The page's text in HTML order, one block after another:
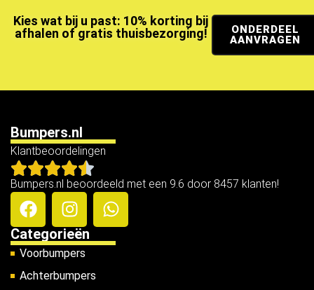
Kies wat bij u past: 10% korting bij
afhalen of gratis thuisbezorging!
ONDERDEEL
AANVRAGEN
Bumpers.nl
Klantbeoordelingen
Bumpers.nl beoordeeld met een 9.6 door 8457 klanten!
Categorieën
Voorbumpers
Achterbumpers